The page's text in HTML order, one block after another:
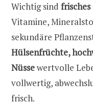
Wichtig sind frisches
Vitamine,
sekundäre
Hülsenfrüchte,
Nüssewertvolle
vollwertig,
frisch.